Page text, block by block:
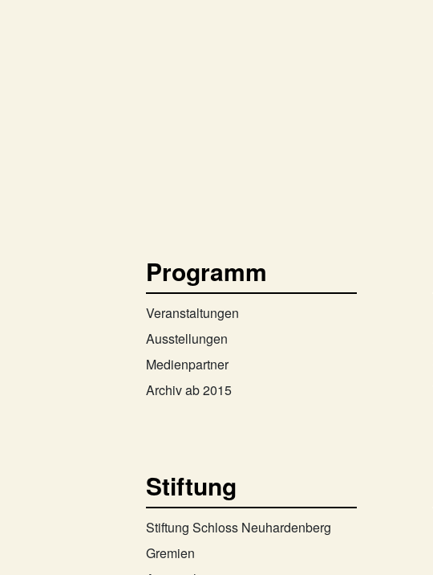
Programm
Veranstaltungen
Ausstellungen
Medienpartner
Archiv ab 2015
Stiftung
Stiftung Schloss Neuhardenberg
Gremien